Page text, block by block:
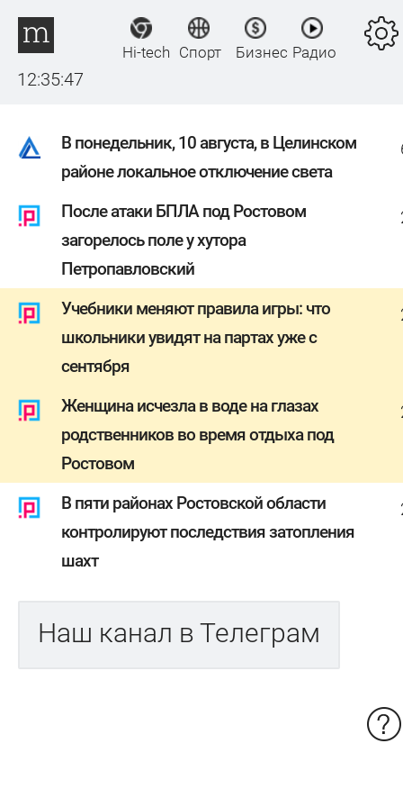
12:35:47
Hi-tech Спорт Бизнес Радио
В понедельник, 10 августа, в Целинском
районе локальное отключение света
После атаки БПЛА под Ростовом
загорелось поле у хутора
Петропавловский
Учебники меняют правила игры: что
школьники увидят на партах уже с
сентября
Женщина исчезла в воде на глазах
родственников во время отдыха под
Ростовом
В пяти районах Ростовской области
контролируют последствия затопления
шахт
Наш канал в Телеграм